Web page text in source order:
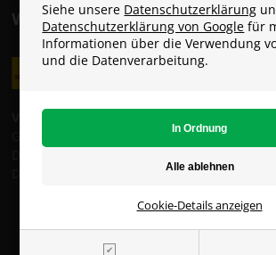
Siehe unsere Datenschutzerklärung
Datenschutzerklärung von Google für
Informationen über die Verwendung
und die Datenverarbeitung.
Cookie-Details anzeigen
VERSANDKOSTEN
Versandkosten:
DHL Standardversand: 16 €